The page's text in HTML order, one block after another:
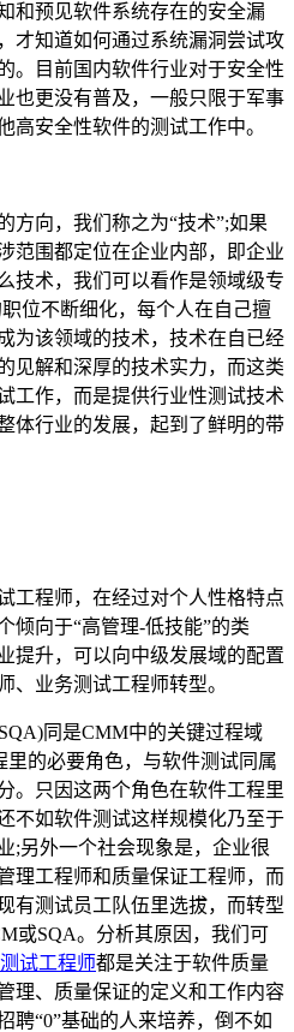
和预见软件系统存在的安全漏
才知道如何通过系统漏洞尝试攻
。目前国内软件行业对于安全性
也更没有普及，一般只限于军事
高安全性软件的测试工作中。
方向，我们称之为“技术”;如果
范围都定位在企业内部，即企业
技术，我们可以看作是领域级专
位不断细化，每个人在自己擅
为该领域的技术，技术在自已经
见解和深厚的技术实力，而这类
工作，而是提供行业性测试技术
体行业的发展，起到了鲜明的带
工程师，在经过对个人性格特点
倾向于“高管理-低技能”的类
提升，可以向中级发展域的配置
、业务测试工程师转型。
同是CMM中的关键过程域
的必要角色，与软件测试同属
。只因这两个角色在软件工程里
不如软件测试这样规模化乃至于
;另外一个社会现象是，企业很
理工程师和质量保证工程师，而
有测试员工队伍里选拔，而转型
或SQA。分析其原因，我们可
试工程师都是关注于软件质量
理、质量保证的定义和工作内容
聘“0”基础的人来培养，倒不如